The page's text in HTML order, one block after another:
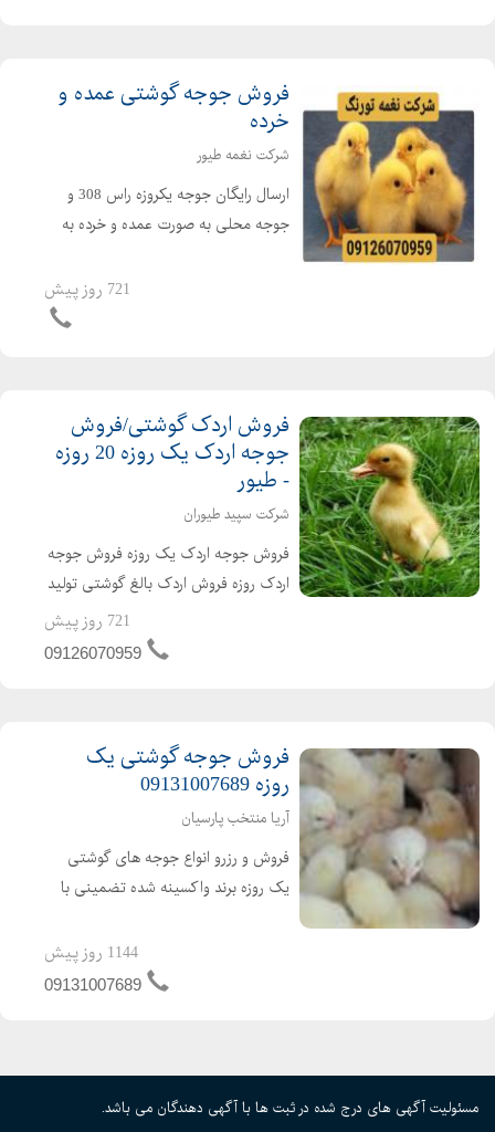
فروش جوجه گوشتی عمده و
خرده
شرکت نغمه طیور
ارسال رایگان جوجه یکروزه راس 308 و
جوجه محلی به صورت عمده و خرده به
کیفیت فروش مرغ بومی یک روزه به
صورت عمده و خرده بهترین قیمت جوجه
721 روز پیش
فروش اردک گوشتی/فروش
جوجه اردک یک روزه 20 روزه
- طیور
شرکت سپید طیوران
فروش جوجه اردک یک روزه فروش جوجه
اردک روزه فروش اردک بالغ گوشتی تولید
کننده ی جوجه اردک از یک روزه تا بالغ
فروش اردک گوشتی عمده ای و خرده ای
721 روز پیش
09126070959
فروش جوجه گوشتی یک
روزه 09131007689
آریا منتخب پارسیان
فروش و رزرو انواع جوجه های گوشتی
یک روزه برند واکسینه شده تضمینی با
مجوز ابطال مجوز ارین راس پلاس کاب
1144 روز پیش
09131007689
مسئولیت آگهی های درج شده در ثبت ها با آگهی دهندگان می باشد.